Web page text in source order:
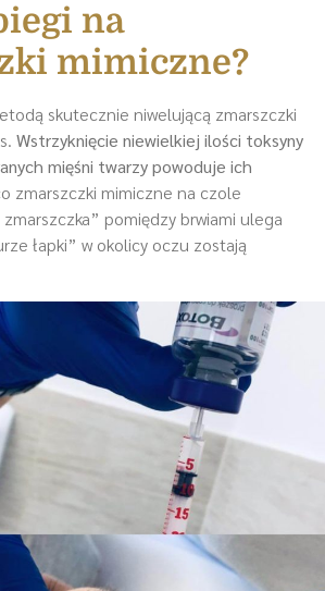
na
mimiczne?
skutecznie niwelującą zmarszczki
Wstrzyknięcie niewielkiej ilości toksyny
mięśni twarzy powoduje ich
zmarszczki mimiczne na czole
zmarszczka” pomiędzy brwiami ulega
łapki” w okolicy oczu zostają